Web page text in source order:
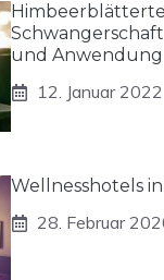
und Anwendung
12. Januar 2022
Wellnesshotels
28. Februar